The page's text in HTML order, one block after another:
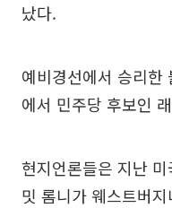
났다.
예비경선에서 승리한
에서 민주당 후보인
현지언론들은 지난
밋 롬니가 웨스트버